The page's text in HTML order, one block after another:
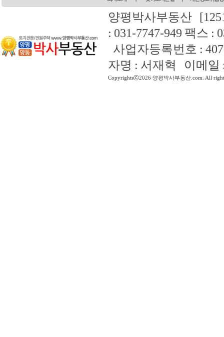
양평박사부동산
: 031-7747-949 팩스 :
사업자등록번호 :
자명 : 서재혁 이메일
Copyrightsⓒ2026 양평박사부동산.com. All